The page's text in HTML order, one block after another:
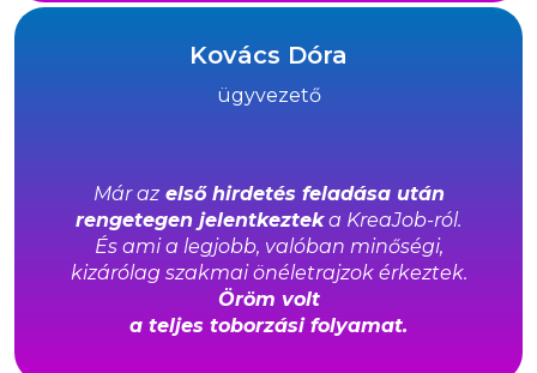
Kovács Dóra
ügyvezető
Már azelső hirdetés feladása után
rengetegen jelentkezteka KreaJob-ról.
És ami a legjobb, valóban minőségi,
kizárólag szakmai önéletrajzok érkeztek.
Öröm volt
a teljes toborzási folyamat.